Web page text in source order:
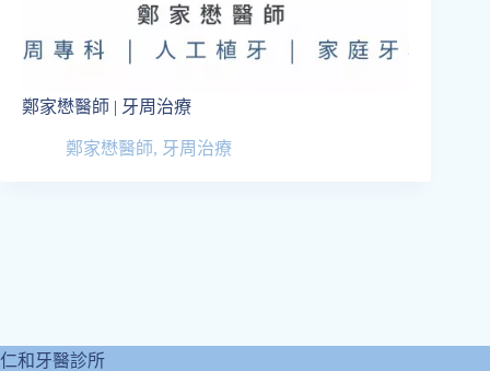
鄭家懋醫師 | 牙周治療
鄭家懋醫師, 牙周治療
仁和牙醫診所